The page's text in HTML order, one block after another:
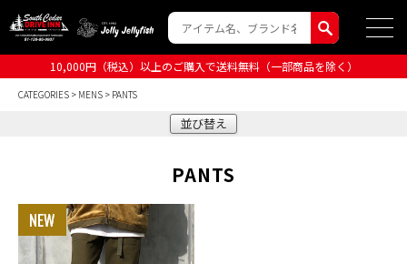
10,000円（税込）以上のご購入で送料無料（一部商品を除く）
CATEGORIES > MENS > PANTS
並び替え
PANTS